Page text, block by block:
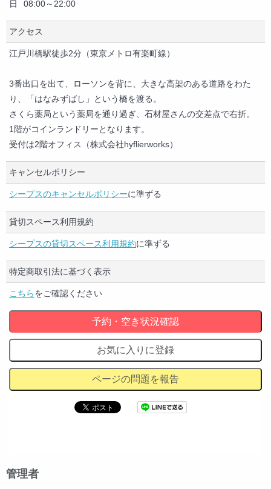
日 08:00～22:00
アクセス
江戸川橋駅徒歩2分（東京メトロ有楽町線）
3番出口を出て、ローソンを背に、大きな高架のある道路をわた
り、「はなみずばし」という橋を渡る。
さくら薬局という薬局を通り過ぎ、石材屋さんの交差点で右折。
1階がコインランドリーとなります。
受付は2階オフィス（株式会社hyflierworks）
キャンセルポリシー
シープスのキャンセルポリシーに準ずる
貸切スペース利用規約
シープスの貸切スペース利用規約に準ずる
特定商取引法に基づく表示
こちらをご確認ください
予約・空き状況確認
お気に入りに登録
ページの問題を報告
管理者